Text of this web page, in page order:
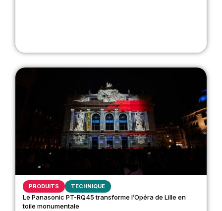
PRODUITS TECHNIQUE
Le Panasonic PT-RQ45 transforme l’Opéra de Lille en
toile monumentale